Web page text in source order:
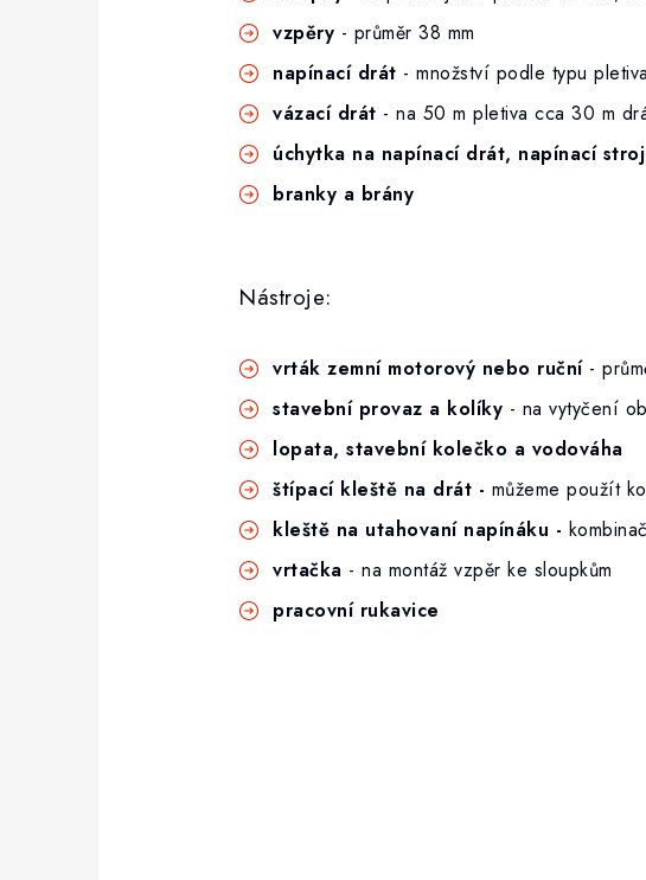
vzpěry - průměr 38 mm
napínací drát - množství podle typu
vázací drát - na 50 m pletiva cca 30 m
úchytka na napínací drát, napínací
branky a brány
Nástroje:
vrták zemní motorový nebo ruční-
stavební provaz a kolíky - na vytyčení
lopata, stavební kolečko a vodováha
štípací kleště na drát - můžeme použít
kleště na utahovaní napínáku -
vrtačka - na montáž vzpěr ke sloupkům
pracovní rukavice